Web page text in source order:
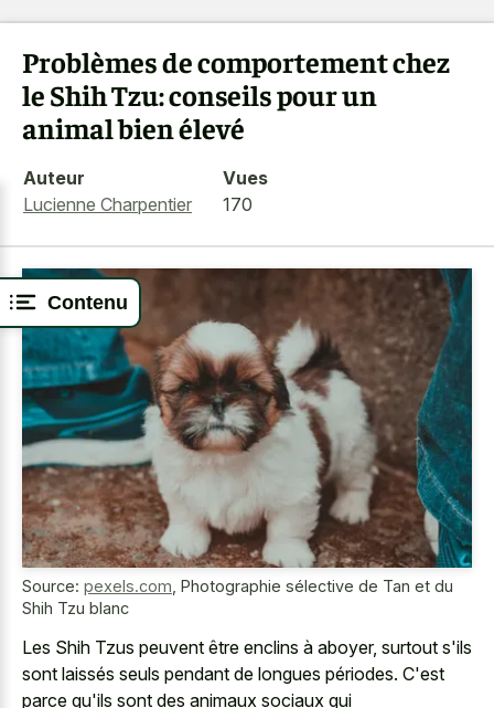
Contenu
Problèmes de comportement chez
le Shih Tzu: conseils pour un
animal bien élevé
Auteur
Lucienne Charpentier
Vues
170
Source: pexels.com Photographie sélective de Tan et du
Shih Tzu blanc
Les Shih Tzus peuvent être enclins à aboyer, surtout s'ils
sont laissés seuls pendant de longues périodes. C'est
parce qu'ils sont des animaux sociaux qui